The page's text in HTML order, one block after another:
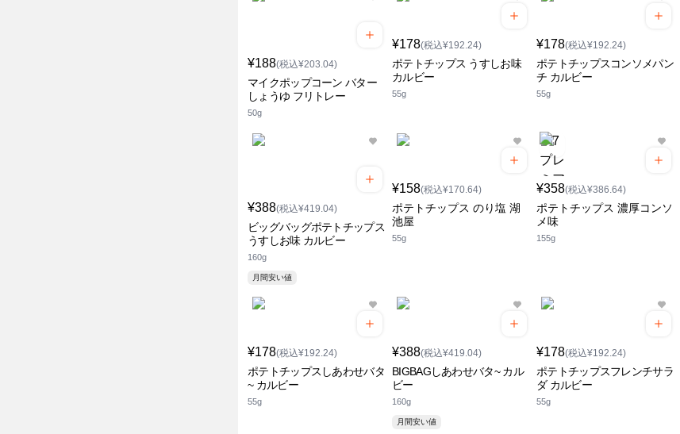
¥188(税込¥203.04)
マイクポップコーン バター
しょうゆ フリトレー
50g
¥178(税込¥192.24)
ポテトチップス うすしお味
カルビー
55g
¥178(税込¥192.24)
ポテトチップスコンソメパン
チ カルビー
55g
¥388(税込¥419.04)
ビッグバッグポテトチップス
うすしお味 カルビー
160g
月間安い値
¥158(税込¥170.64)
ポテトチップス のり塩 湖
池屋
55g
¥358(税込¥386.64)
ポテトチップス 濃厚コンソ
メ味
155g
¥178(税込¥192.24)
ポテトチップスしあわせバタ
~ カルビー
55g
¥388(税込¥419.04)
BIGBAGしあわせバタ~ カル
ビー
160g
月間安い値
¥178(税込¥192.24)
ポテトチップスフレンチサラ
ダ カルビー
55g